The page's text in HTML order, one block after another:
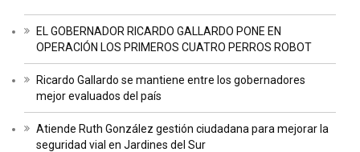
EL GOBERNADOR RICARDO GALLARDO PONE EN
OPERACIÓN LOS PRIMEROS CUATRO PERROS ROBOT
Ricardo Gallardo se mantiene entre los gobernadores
mejor evaluados del país
Atiende Ruth González gestión ciudadana para mejorar la
seguridad vial en Jardines del Sur